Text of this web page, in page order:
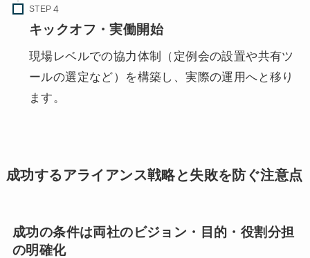
STEP
キックオフ・実働開始
現場レベルでの協力体制（定例会の設置や共有ツ
ールの選定など）を構築し、実際の運用へと移り
ます。
成功するアライアンス戦略と失敗を防ぐ注意点
成功の条件は両社のビジョン・目的・役割分担
の明確化